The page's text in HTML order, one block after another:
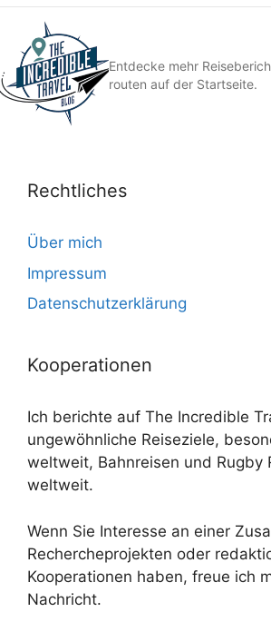
Entdecke mehr
routen auf der Startseite.
Rechtliches
Über mich
Impressum
Datenschutzerklärung
Kooperationen
Ich berichte auf The Incredible
ungewöhnliche Reiseziele,
weltweit, Bahnreisen und Rugby
weltweit.
Wenn Sie Interesse an einer
Rechercheprojekten oder
Kooperationen haben, freue ich
Nachricht.